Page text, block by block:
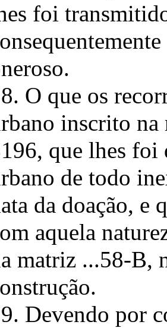
foi
O que os
inscrito
que lhes foi
de todo
da doação, e
aquela
matriz ...58-B,
Devendo por